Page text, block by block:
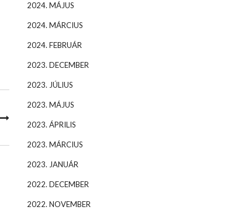
2024. MÁJUS
2024. MÁRCIUS
2024. FEBRUÁR
2023. DECEMBER
2023. JÚLIUS
2023. MÁJUS
2023. ÁPRILIS
2023. MÁRCIUS
2023. JANUÁR
2022. DECEMBER
2022. NOVEMBER